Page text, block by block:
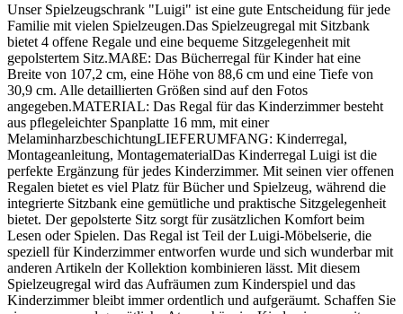
Unser Spielzeugschrank "Luigi" ist eine gute Entscheidung für jede
Familie mit vielen Spielzeugen.Das Spielzeugregal mit Sitzbank
bietet 4 offene Regale und eine bequeme Sitzgelegenheit mit
gepolstertem Sitz.MAßE: Das Bücherregal für Kinder hat eine
Breite von 107,2 cm, eine Höhe von 88,6 cm und eine Tiefe von
30,9 cm. Alle detaillierten Größen sind auf den Fotos
angegeben.MATERIAL: Das Regal für das Kinderzimmer besteht
aus pflegeleichter Spanplatte 16 mm, mit einer
MelaminharzbeschichtungLIEFERUMFANG: Kinderregal,
Montageanleitung, MontagematerialDas Kinderregal Luigi ist die
perfekte Ergänzung für jedes Kinderzimmer. Mit seinen vier offenen
Regalen bietet es viel Platz für Bücher und Spielzeug, während die
integrierte Sitzbank eine gemütliche und praktische Sitzgelegenheit
bietet. Der gepolsterte Sitz sorgt für zusätzlichen Komfort beim
Lesen oder Spielen. Das Regal ist Teil der Luigi-Möbelserie, die
speziell für Kinderzimmer entworfen wurde und sich wunderbar mit
anderen Artikeln der Kollektion kombinieren lässt. Mit diesem
Spielzeugregal wird das Aufräumen zum Kinderspiel und das
Kinderzimmer bleibt immer ordentlich und aufgeräumt. Schaffen Sie